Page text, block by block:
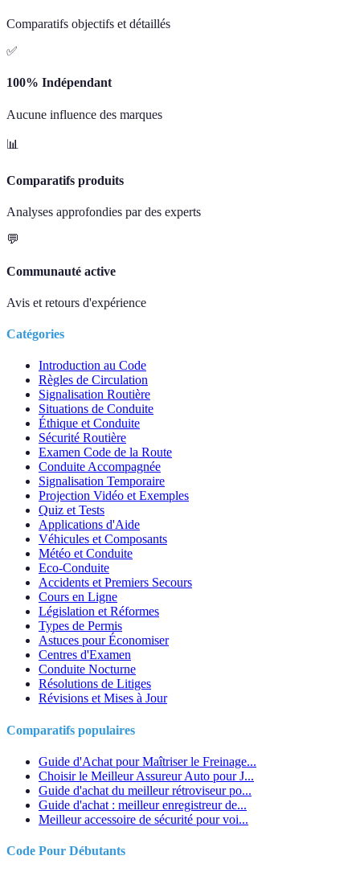
Comparatifs objectifs et détaillés
✅
100% Indépendant
Aucune influence des marques
📊
Comparatifs produits
Analyses approfondies par des experts
💬
Communauté active
Avis et retours d'expérience
Catégories
Introduction au Code
Règles de Circulation
Signalisation Routière
Situations de Conduite
Éthique et Conduite
Sécurité Routière
Examen Code de la Route
Conduite Accompagnée
Signalisation Temporaire
Projection Vidéo et Exemples
Quiz et Tests
Applications d'Aide
Véhicules et Composants
Météo et Conduite
Eco-Conduite
Accidents et Premiers Secours
Cours en Ligne
Législation et Réformes
Types de Permis
Astuces pour Économiser
Centres d'Examen
Conduite Nocturne
Résolutions de Litiges
Révisions et Mises à Jour
Comparatifs populaires
Guide d'Achat pour Maîtriser le Freinage...
Choisir le Meilleur Assureur Auto pour J...
Guide d'achat du meilleur rétroviseur po...
Guide d'achat : meilleur enregistreur de...
Meilleur accessoire de sécurité pour voi...
Code Pour Débutants